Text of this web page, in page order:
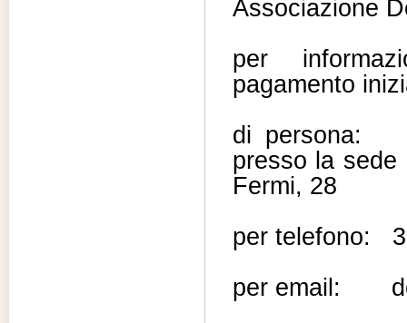
Associazione
per
pagamento
di persona:
presso la sede
Fermi, 28
per telefono:
per email: